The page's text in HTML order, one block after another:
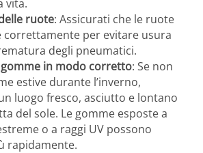
vita.
ruote: Assicurati che le ruote
correttamente per evitare usura
degli pneumatici.
in modo corretto: Se non
estive durante l’inverno,
luogo fresco, asciutto e lontano
del sole. Le gomme esposte a
o a raggi UV possono
rapidamente.